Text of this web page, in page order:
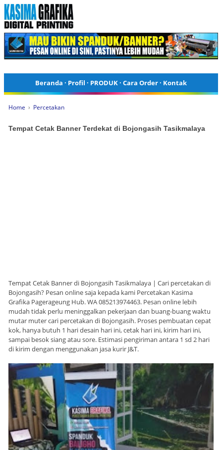
Beranda · Profil · PRODUK· Cara Order· Kontak
Home › Percetakan
Tempat Cetak Banner Terdekat di Bojongasih Tasikmalaya
Tempat Cetak Banner di Bojongasih Tasikmalaya | Cari percetakan di
Bojongasih? Pesan online saja kepada kami Percetakan Kasima
Grafika Pagerageung Hub. WA 085213974463. Pesan online lebih
mudah tidak perlu meninggalkan pekerjaan dan buang-buang waktu
mutar muter cari percetakan di Bojongasih. Proses pembuatan cepat
kok, hanya butuh 1 hari desain hari ini, cetak hari ini, kirim hari ini,
sampai besok siang atau sore. Estimasi pengiriman antara 1 sd 2 hari
di kirim dengan menggunakan jasa kurir J&T.